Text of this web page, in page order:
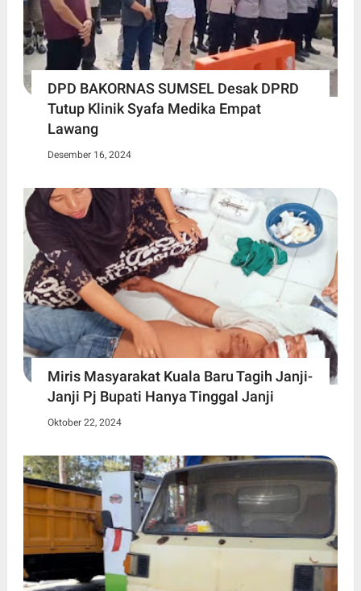
DPD BAKORNAS SUMSEL Desak DPRD
Tutup Klinik Syafa Medika Empat
Lawang
Desember 16, 2024
Miris Masyarakat Kuala Baru Tagih Janji-
Janji Pj Bupati Hanya Tinggal Janji
Oktober 22, 2024